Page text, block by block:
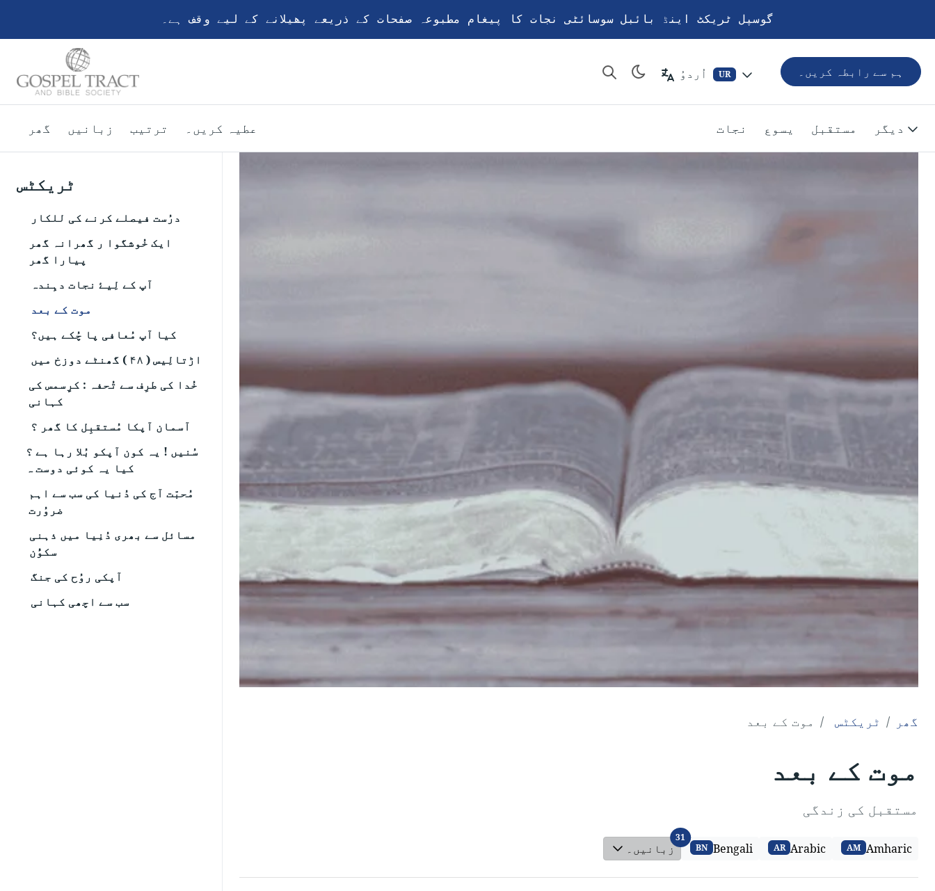
گوسپل ٹریکٹ اینڈ بائبل سوسائٹی نجات کا پیغام مطبوعہ صفحات کے ذریعے پھیلانے کے لیے وقف ہے۔
UR ہم سے رابطہ کریں۔
گھر زبانیں ترتیب عطیہ کریں۔ نجات یسوع مستقبل دیگر
ٹریکٹس
درُست فیصلے کرنے کی للکار
ایک خُوشگوا ر گھرانہ گھر
پیارا گھر
آپ کے لِیۓ نجات دہِندہ
موت کے بعد
کیا آپ مُعافی پا چُکے ہیں؟
اڑتالِیس ( ۴۸ ) گھنٹے دوزخ میں
خُدا کی طرِف سے تُحفہ : کرِِسمس کی
کہانی
آسمان آپکا مُستقبِل کا گھر ؟
سُنیں ! یہ کون آپکو بُلا رہا ہے ؟
کیا یہ کوئی دوست ہ
مُحبّت آج کی دُنیا کی سب سے اہم
ضروُرت
مسائل سے بھری دُنِیا میں ذہنی
سکوُُن
آپکی روُح کی جنگ
سب سے اچھی کہانی
گھر ٹریکٹس موت کے بعد
موت کے بعد
مستقبل کی زندگی
Amharic
AM
Arabic
AR
Bengali
BN زبانیں۔
31زبانیں۔